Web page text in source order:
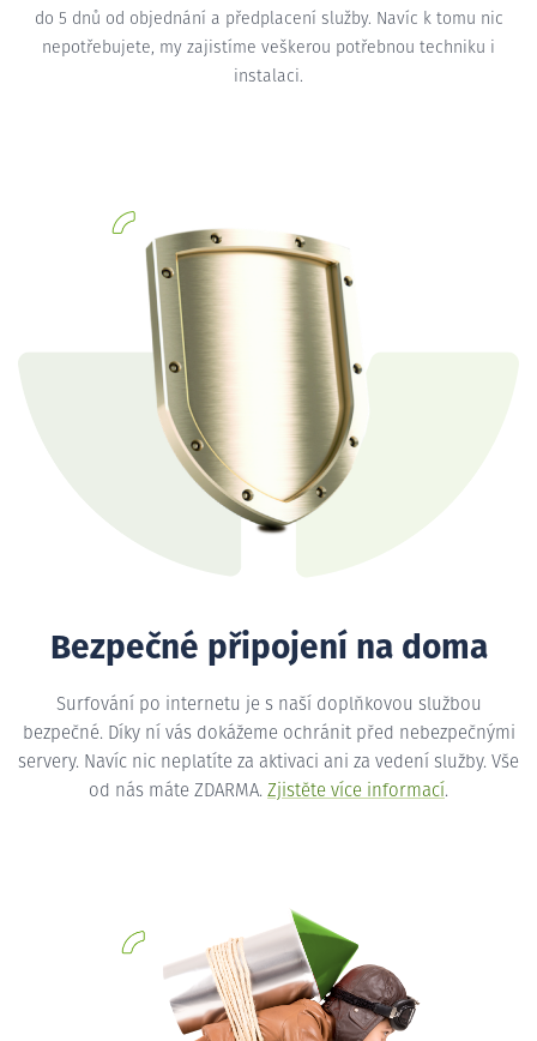
do 5 dnů od objednání a předplacení služby. Navíc k tomu nic
nepotřebujete, my zajistíme veškerou potřebnou techniku i
instalaci.
Bezpečné připojení na doma
Surfování po internetu je s naší doplňkovou službou
bezpečné. Díky ní vás dokážeme ochránit před nebezpečnými
servery. Navíc nic neplatíte za aktivaci ani za vedení služby. Vše
od nás máte ZDARMA. Zjistěte více informací.